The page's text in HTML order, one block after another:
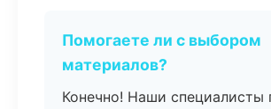
Помогаете ли с выбором
материалов?
Конечно! Наши специалисты